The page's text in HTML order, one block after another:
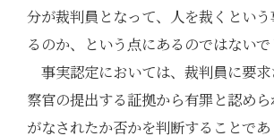
分が裁判員となって、人を裁くとい
るのか、という点にあるのではないで
事実認定においては、裁判員に要
察官の提出する証拠から有罪と認め
がなされたか否かを判断することで